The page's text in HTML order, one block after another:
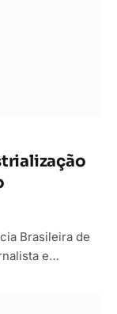
Brasileira de
e…